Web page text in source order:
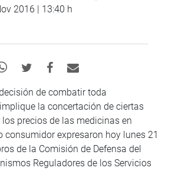
2016 | 13:40 h
de combatir toda
la concertación de ciertas
precios de las medicinas en
consumidor expresaron hoy lunes 21
de la Comisión de Defensa del
Reguladores de los Servicios